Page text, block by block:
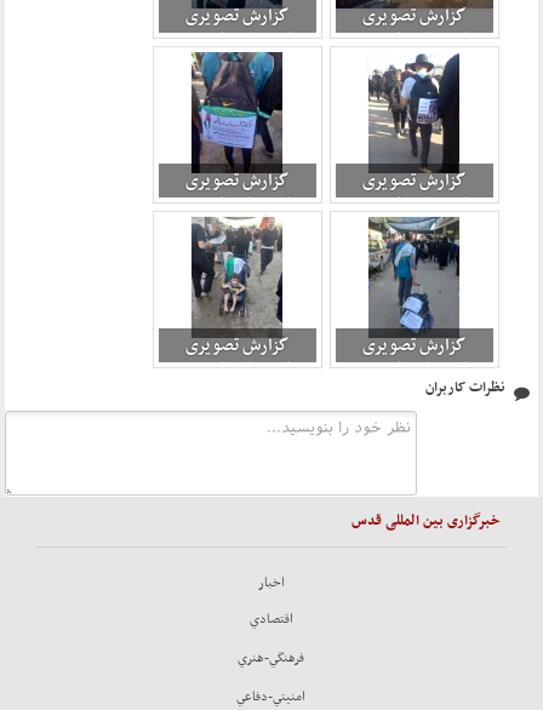
گزارش تصویری
راهپیمایی اربعین
1403 (قسمت دوم) 3
گزارش تصویری
راهپیمایی اربعین
1403 (قسمت دوم) 6
گزارش تصویری
راهپیمایی اربعین
1403 (قسمت دوم) 8
گزارش تصویری
راهپیمایی اربعین
1403 (قسمت دوم) 9
گزارش تصویری
راهپیمایی اربعین
1403 (قسمت دوم)
10
گزارش تصویری
راهپیمایی اربعین
11
نظرات کاربران
خبرگزاری بین المللی قدس
اخبار
اقتصادي
فرهنگي-هنري
امنيتي-دفاعي